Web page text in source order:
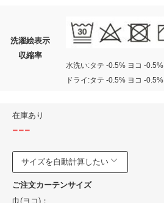
洗濯絵表示
収縮率
水洗い:タテ -0.5% ヨコ -0.5%
ドライ:タテ -0.5% ヨコ -0.5%
在庫あり
---
サイズを自動計算したい
ご注文カーテンサイズ
巾(ヨコ)：